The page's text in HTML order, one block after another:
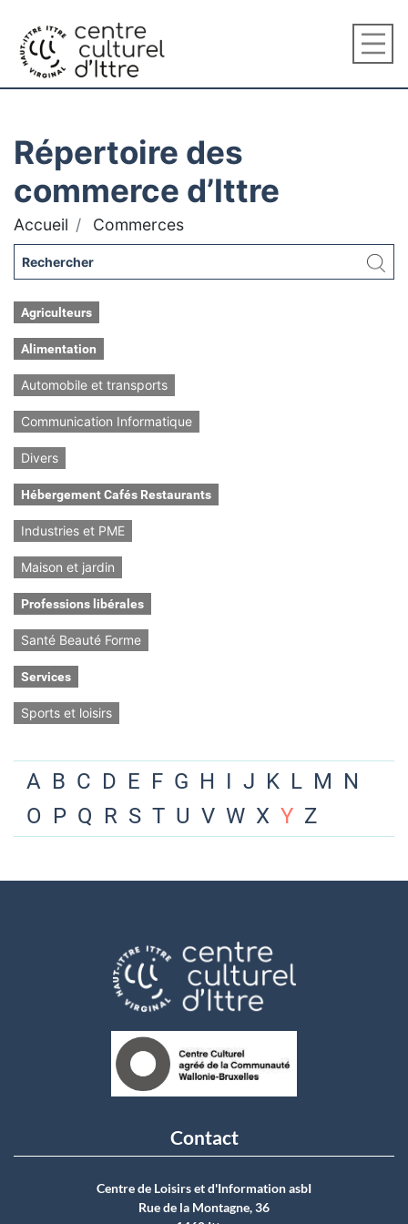
Répertoire des
commerce d’Ittre
Accueil Commerces
Agriculteurs
Alimentation
Automobile et transports
Communication Informatique
Divers
Hébergement Cafés Restaurants
Industries et PME
Maison et jardin
Professions libérales
Santé Beauté Forme
Services
Sports et loisirs
A B C D E F G H I J K L M N
O P Q R S T U V W X Y Z
Contact
Centre de Loisirs et d'Information asbI
Rue de la Montagne, 36